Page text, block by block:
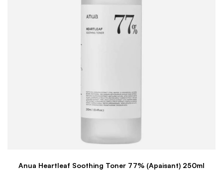
Anua Heartleaf Soothing Toner 77% (Apaisant) 250ml